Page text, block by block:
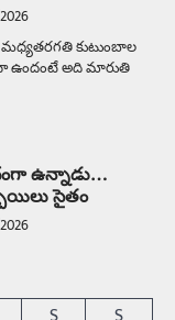
కుటుంబాల
ఉందంటే అది మారుతి
ఉన్నాడు…
సైతం
అమ్మాయిలు చాలా